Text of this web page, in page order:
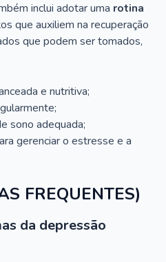
inclui adotar uma rotina
que auxiliem na recuperação
que podem ser tomados,
e nutritiva;
sono adequada;
gerenciar o estresse e a
FREQUENTES)
da depressão